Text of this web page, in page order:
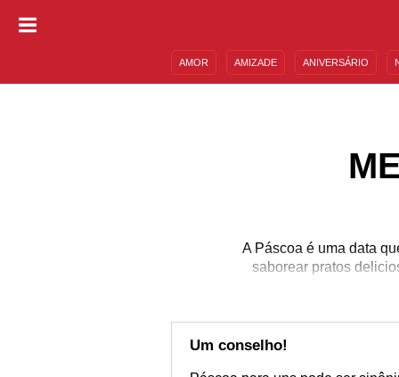
AMOR AMIZADE ANIVERSÁRIO
A Páscoa é uma data
saborear pratos
casa até encontrar
você está no meio das
para Páscoa para
Um conselho!